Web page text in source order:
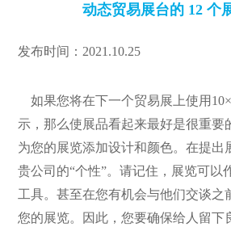
动态贸易展台的 12 个
发布时间：2021.10.25
如果您将在下一个贸易展上使用
示，那么使展品看起来最好是很重要
为您的展览添加设计和颜色。在提出
贵公司的“个性”。请记住，展览可以
工具。甚至在您有机会与他们交谈之
您的展览。因此，您要确保给人留下